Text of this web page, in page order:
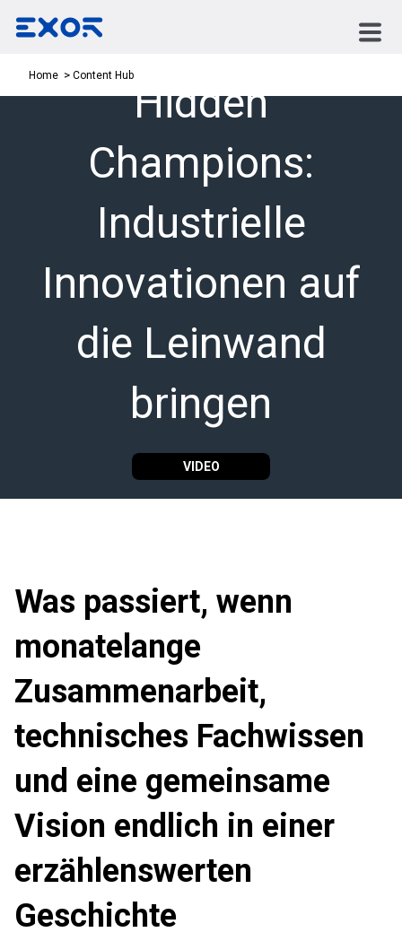
Home Content Hub
Hidden
Champions:
Industrielle
Innovationen auf
die Leinwand
bringen
VIDEO
Was passiert, wenn
monatelange
Zusammenarbeit,
technisches Fachwissen
und eine gemeinsame
Vision endlich in einer
erzählenswerten
Geschichte